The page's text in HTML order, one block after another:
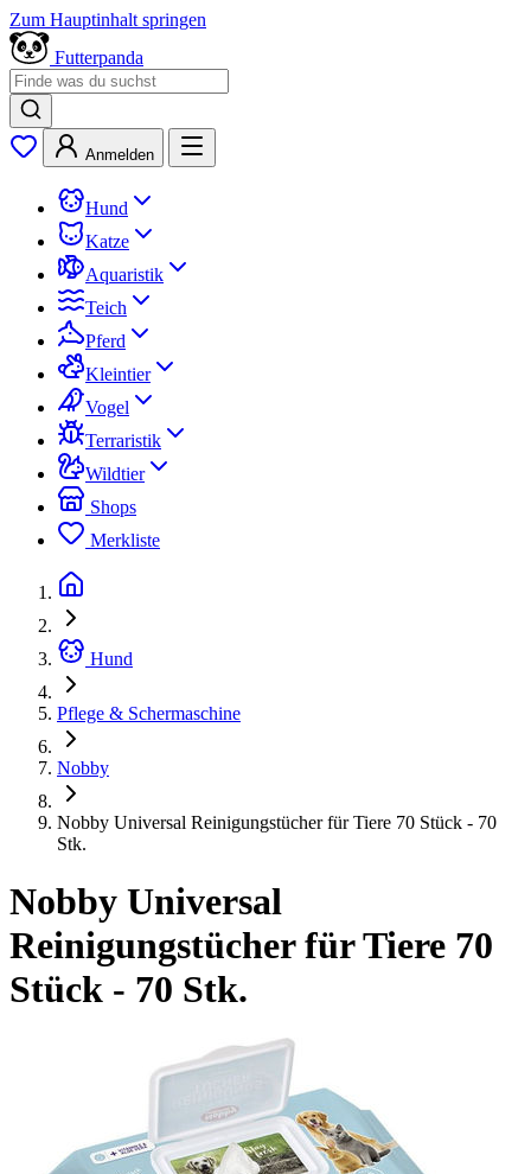
Zum Hauptinhalt springen
Futterpanda
Anmelden
Hund
Katze
Aquaristik
Teich
Pferd
Kleintier
Vogel
Terraristik
Wildtier
Shops
Merkliste
Hund
Pflege & Schermaschine
Nobby
Nobby Universal Reinigungstücher für Tiere 70 Stück - 70
Stk.
Nobby Universal
Reinigungstücher für Tiere 70
Stück - 70 Stk.